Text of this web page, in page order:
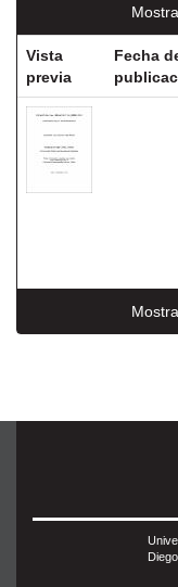
Vista
previa
Fecha